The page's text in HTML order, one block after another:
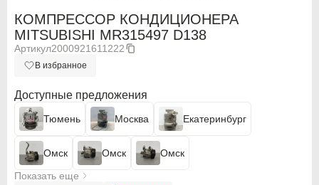
КОМПРЕССОР КОНДИЦИОНЕРА
MITSUBISHI MR315497 D138
Артикул2000921611222
В избранное
Доступные предложения
Тюмень Москва Екатеринбург
Омск Омск
Омск
Показать еще